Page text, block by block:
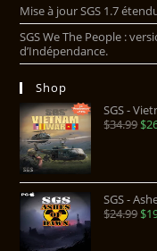
Mise à jour SGS 1.7
SGS We The People :
d’Indépendance.
Shop
SGS -
$34.99$
SGS -
$24.99$